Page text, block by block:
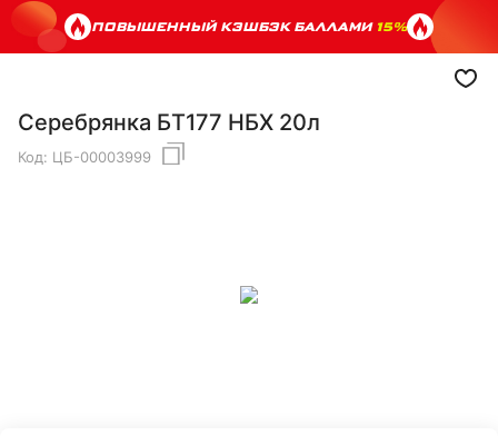
ПОВЫШЕННЫЙ КЭШБЭК БАЛЛАМИ15%
Серебрянка БТ177 НБХ 20л
Код: ЦБ-00003999